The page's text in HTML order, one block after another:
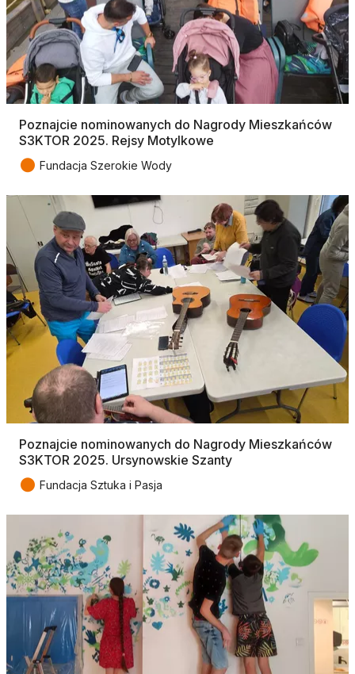
Poznajcie nominowanych do Nagrody Mieszkańców
S3KTOR 2025. Rejsy Motylkowe
● Fundacja Szerokie Wody
Poznajcie nominowanych do Nagrody Mieszkańców
S3KTOR 2025. Ursynowskie Szanty
● Fundacja Sztuka i Pasja